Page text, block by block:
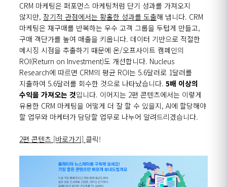
CRM 마케팅은 퍼포먼스 마케팅처럼 단기 성과를 가져오지
않지만, 장기적 관점에서는 황홀한 성과를 도출해 냅니다. CRM
마케팅은 재구매를 반복하는 우수 고객 그룹을 두텁게 만들고,
구매 객단가를 높여 매출을 키웁니다. 데이터 기반으로 적절한
메시징 시점을 추출하기 때문에 온/오프사이트 캠페인의
ROI(Return on Investment)도 개선합니다. Nucleus
Research에 따르면 CRM의 평균 ROI는 5.6달러로 1달러를
지출하여 5.6달러를 회수한 것으로 나타났습니다. 5배 이상의
수익을 가져오는 것입니다. 이어지는 2편 콘텐츠에서는 이렇게
유용한 CRM 마케팅을 어떻게 더 잘 할 수 있을지, AI에 할당해야
할 업무와 마케터가 담당할 업무로 나누어 알려드리겠습니다.
2편 콘텐츠 [바로가기] 클릭!